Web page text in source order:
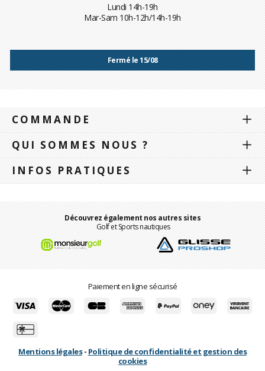
Lundi 14h-19h
Mar-Sam 10h-12h/14h-19h
Fermé le 15/08
COMMANDE
QUI SOMMES NOUS ?
INFOS PRATIQUES
Découvrez également nos autres sites
Golf et Sports nautiques
Paiement en ligne sécurisé
Mentions légales- Politique de confidentialité et gestion des
cookies